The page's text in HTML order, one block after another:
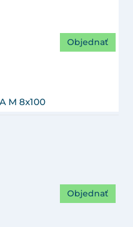
M 8x100
Objednať
Objednať